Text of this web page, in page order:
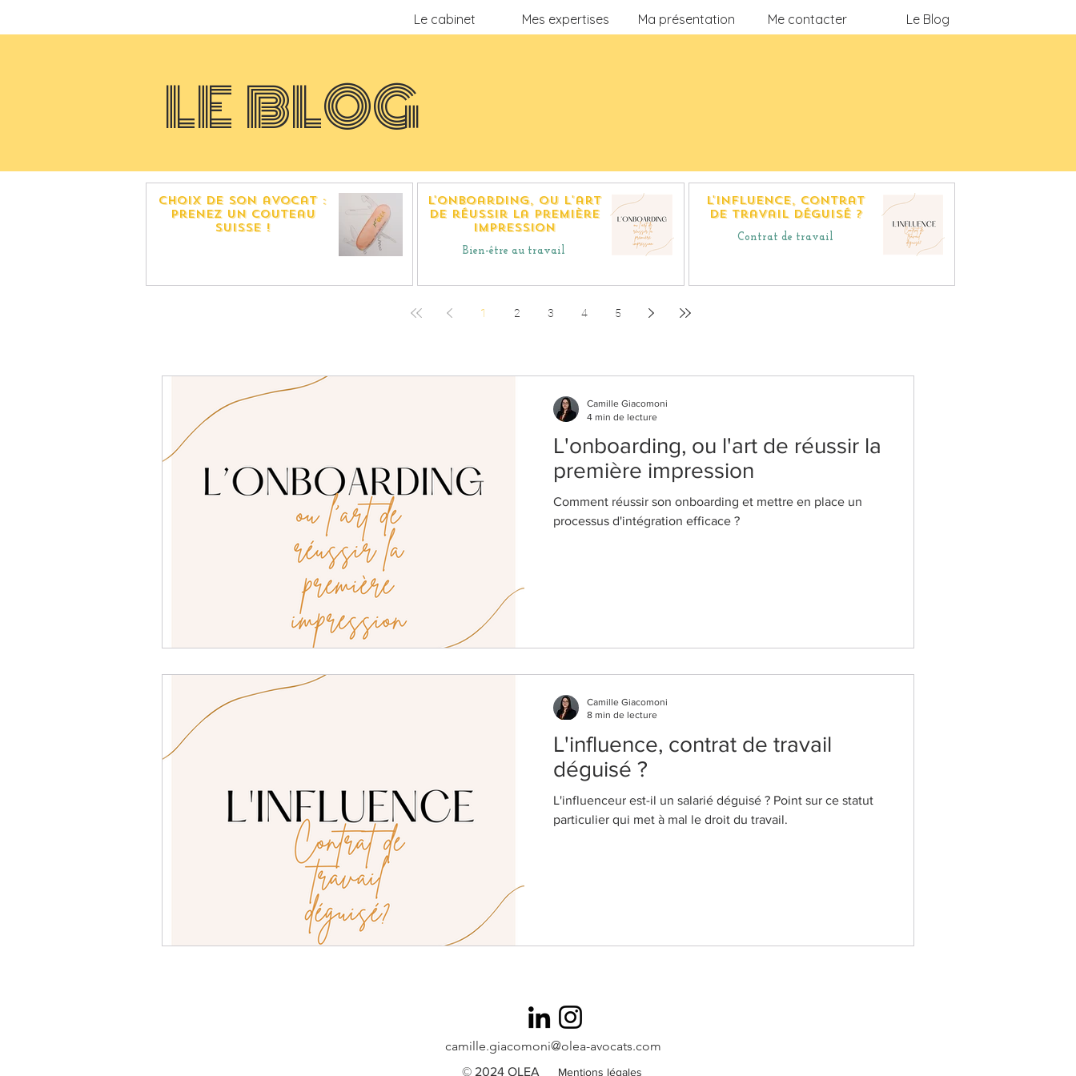
Le cabinet Mes expertises Ma présentation Me contacter Le Blog
LE BLOG
choix de son avocat :
prenez Un couteau
suisse !
L'onboarding, ou l'art
de réussir la première
impression
Bien-être au travail
L'influence, contrat
de travail déguisé ?
Contrat de travail
1 2 3 4 5
L'onboarding, ou l'art de réussir la
première impression
Comment réussir son onboarding et mettre en place un
processus d'intégration efficace ?
Camille Giacomoni
4 min de lecture
L'influence, contrat de travail
déguisé ?
L'influenceur est-il un salarié déguisé ? Point sur ce statut
particulier qui met à mal le droit du travail.
Camille Giacomoni
8 min de lecture
camille.giacomoni@olea-avocats.com
Mentions légales
© 2024 OLEA